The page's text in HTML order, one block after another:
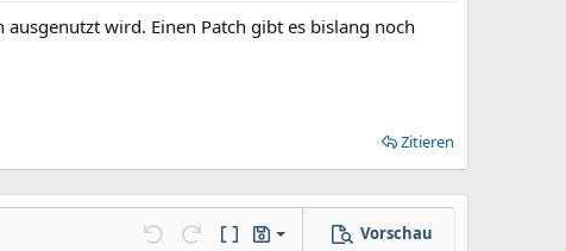
wird. Einen Patch gibt es bislang noch
Zitieren
Rückgängig
Wiederholen
BBCode umschalten
Entwürfe
Entwurf speichern
Vorschau